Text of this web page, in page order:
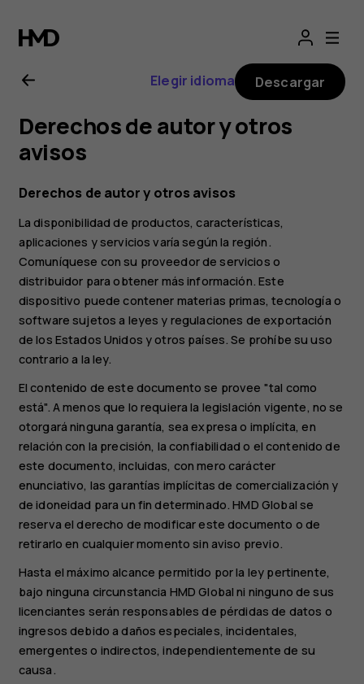
Manual
del
usuario
de
Nokia
4.2
Elegir idioma Descargar
Derechos de autor y otros
avisos
Derechos de autor y otros avisos
La disponibilidad de productos, características,
aplicaciones y servicios varía según la región.
Comuníquese con su proveedor de servicios o
distribuidor para obtener más información. Este
dispositivo puede contener materias primas, tecnología o
software sujetos a leyes y regulaciones de exportación
de los Estados Unidos y otros países. Se prohíbe su uso
contrario a la ley.
El contenido de este documento se provee "tal como
está". A menos que lo requiera la legislación vigente, no se
otorgará ninguna garantía, sea expresa o implícita, en
relación con la precisión, la confiabilidad o el contenido de
este documento, incluidas, con mero carácter
enunciativo, las garantías implícitas de comercialización y
de idoneidad para un fin determinado. HMD Global se
reserva el derecho de modificar este documento o de
retirarlo en cualquier momento sin aviso previo.
Hasta el máximo alcance permitido por la ley pertinente,
bajo ninguna circunstancia HMD Global ni ninguno de sus
licenciantes serán responsables de pérdidas de datos o
ingresos debido a daños especiales, incidentales,
emergentes o indirectos, independientemente de su
causa.